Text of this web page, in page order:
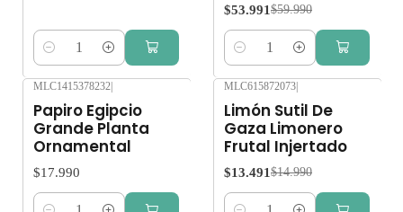
Cantidad
$53.991 $59.990
Cantidad
MLC1415378232|
Papiro Egipcio
Grande Planta
Ornamental
$17.990
MLC615872073|
Limón Sutil De
Gaza Limonero
Frutal Injertado
$13.491 $14.990